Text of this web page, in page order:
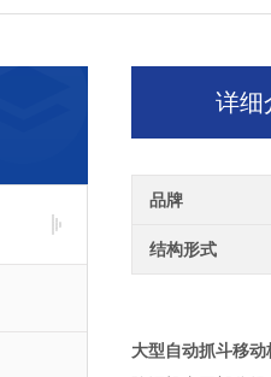
详细
品牌
结构形式
大型自动抓斗移